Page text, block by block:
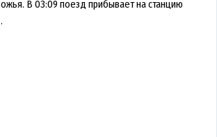
В 03:09 поезд прибывает на станцию